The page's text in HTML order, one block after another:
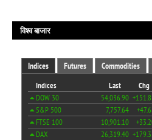
विश्व बाजार